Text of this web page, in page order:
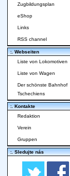
Zugbildungsplan
eShop
Links
RSS channel
:. Webseiten
Liste von Lokomotiven
Liste von Wagen
Der schönste Bahnhof
Tschechiens
:. Kontakte
Redaktion
Verein
Gruppen
:. Sledujte nás